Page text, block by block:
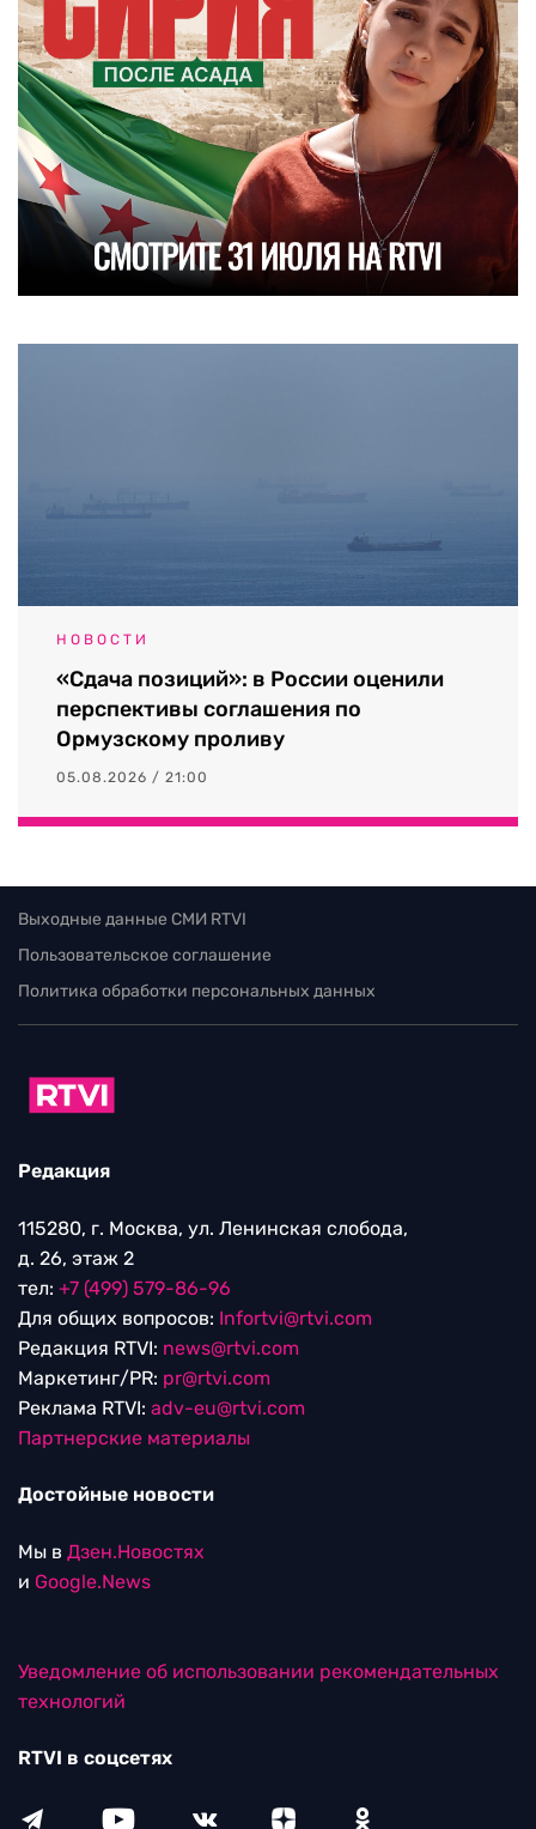
НОВОСТИ
«Сдача позиций»: в России оценили
перспективы соглашения по
Ормузскому проливу
05.08.2026 / 21:00
Выходные данные СМИ RTVI
Пользовательское соглашение
Политика обработки персональных данных
Редакция
115280, г. Москва, ул. Ленинская слобода,
д. 26, этаж 2
тел: +7 (499) 579-86-96
Для общих вопросов: Infortvi@rtvi.com
Редакция RTVI: news@rtvi.com
Маркетинг/PR: pr@rtvi.com
Реклама RTVI: adv-eu@rtvi.com
Партнерские материалы
Достойные новости
Мы в Дзен.Новостях
и Google.News
Уведомление об использовании рекомендательных
технологий
RTVI в соцсетях